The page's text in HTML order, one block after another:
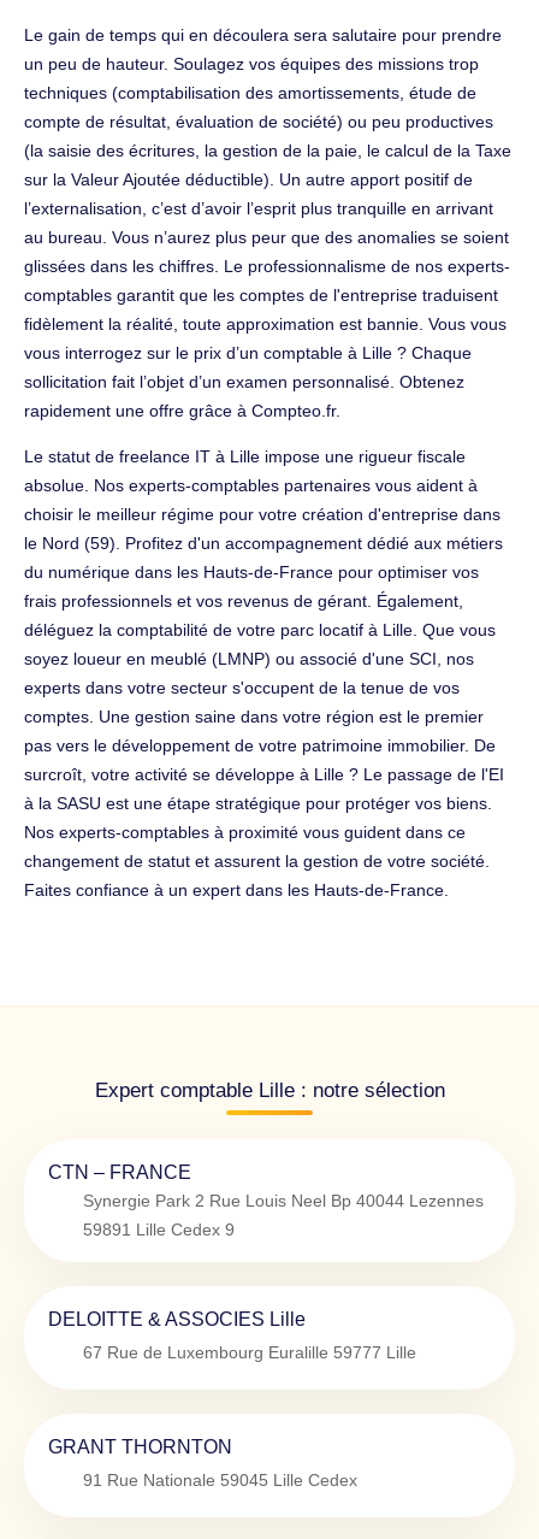
Le gain de temps qui en découlera sera salutaire pour prendre
un peu de hauteur. Soulagez vos équipes des missions trop
techniques (comptabilisation des amortissements, étude de
compte de résultat, évaluation de société) ou peu productives
(la saisie des écritures, la gestion de la paie, le calcul de la Taxe
sur la Valeur Ajoutée déductible). Un autre apport positif de
l’externalisation, c’est d’avoir l’esprit plus tranquille en arrivant
au bureau. Vous n’aurez plus peur que des anomalies se soient
glissées dans les chiffres. Le professionnalisme de nos experts-
comptables garantit que les comptes de l'entreprise traduisent
fidèlement la réalité, toute approximation est bannie. Vous vous
vous interrogez sur le prix d’un comptable à Lille ? Chaque
sollicitation fait l’objet d’un examen personnalisé. Obtenez
rapidement une offre grâce à Compteo.fr.
Le statut de freelance IT à Lille impose une rigueur fiscale
absolue. Nos experts-comptables partenaires vous aident à
choisir le meilleur régime pour votre création d'entreprise dans
le Nord (59). Profitez d'un accompagnement dédié aux métiers
du numérique dans les Hauts-de-France pour optimiser vos
frais professionnels et vos revenus de gérant. Également,
déléguez la comptabilité de votre parc locatif à Lille. Que vous
soyez loueur en meublé (LMNP) ou associé d'une SCI, nos
experts dans votre secteur s'occupent de la tenue de vos
comptes. Une gestion saine dans votre région est le premier
pas vers le développement de votre patrimoine immobilier. De
surcroît, votre activité se développe à Lille ? Le passage de l'EI
à la SASU est une étape stratégique pour protéger vos biens.
Nos experts-comptables à proximité vous guident dans ce
changement de statut et assurent la gestion de votre société.
Faites confiance à un expert dans les Hauts-de-France.
Expert comptable Lille : notre sélection
CTN – FRANCE
Synergie Park 2 Rue Louis Neel Bp 40044 Lezennes
59891 Lille Cedex 9
DELOITTE & ASSOCIES Lille
67 Rue de Luxembourg Euralille 59777 Lille
GRANT THORNTON
91 Rue Nationale 59045 Lille Cedex